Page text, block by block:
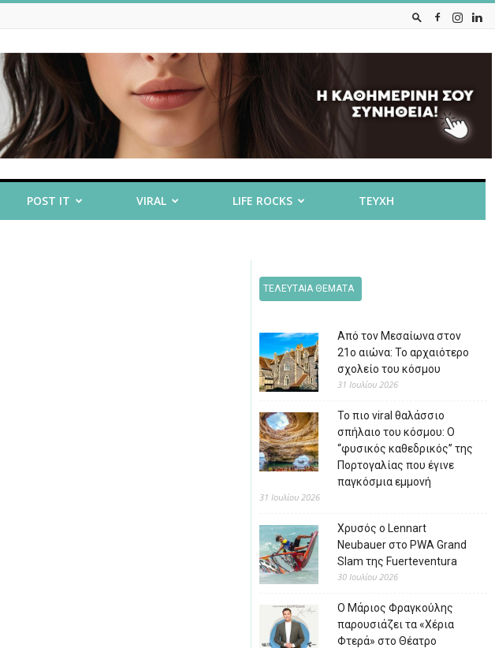
POST IT VIRAL LIFE ROCKS ΤΕΥΧΗ
ΤΕΛΕΥΤΑΙΑ ΘΕΜΑΤΑ
Από τον Μεσαίωνα στον
21ο αιώνα: Το αρχαιότερο
σχολείο του κόσμου
31 Ιουλίου 2026
Το πιο viral θαλάσσιο
σπήλαιο του κόσμου: Ο
“φυσικός καθεδρικός” της
Πορτογαλίας που έγινε
παγκόσμια εμμονή
31 Ιουλίου 2026
Χρυσός ο Lennart
Neubauer στο PWA Grand
Slam της Fuerteventura
30 Ιουλίου 2026
Ο Μάριος Φραγκούλης
παρουσιάζει τα «Χέρια
Φτερά» στο Θέατρο